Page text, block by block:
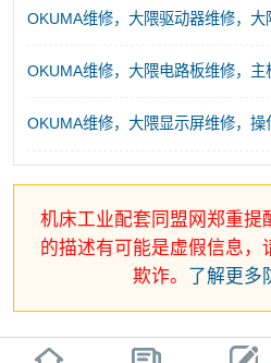
机床工业配套同盟网郑重提
的描述有可能是虚假信息，
欺诈。 了解更多